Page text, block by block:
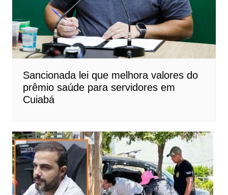
Sancionada lei que melhora valores do
prêmio saúde para servidores em
Cuiabá